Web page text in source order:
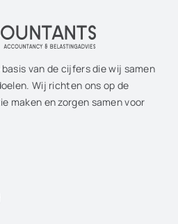
van de cijfers die wij samen
Wij richten ons op de
maken en zorgen samen voor